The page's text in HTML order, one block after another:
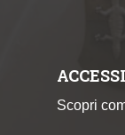
Scopri